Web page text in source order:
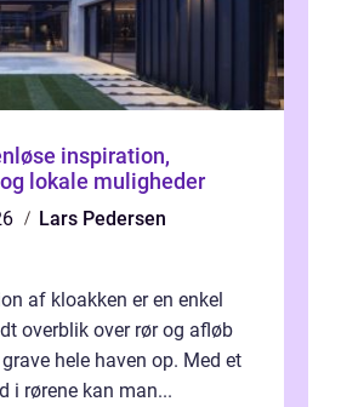
lokale muligheder
Lars Pedersen
af kloakken er en enkel
overblik over rør og afløb
hele haven op. Med et
i rørene kan man...